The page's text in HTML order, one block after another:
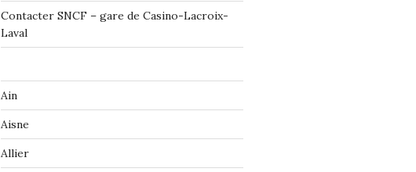
Contacter SNCF – gare de Casino-Lacroix-
Laval
Ain
Aisne
Allier